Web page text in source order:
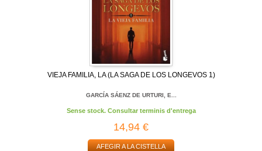
VIEJA FAMILIA, LA (LA SAGA DE LOS LONGEVOS 1)
GARCÍA SÁENZ DE URTURI, E...
Sense stock. Consultar terminis d'entrega
14,94 €
AFEGIR A LA CISTELLA